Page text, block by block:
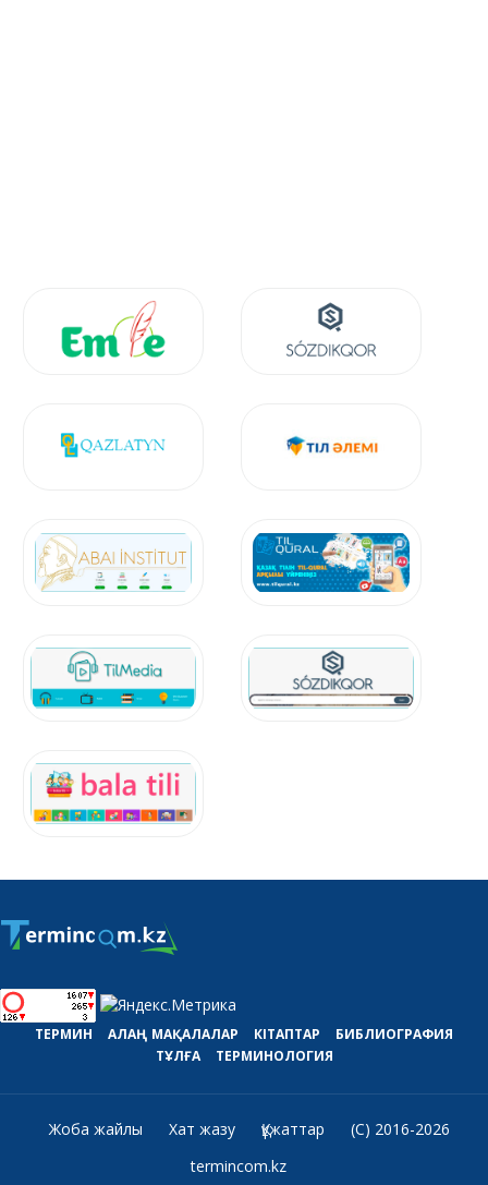
ТЕРМИН АЛАҢ МАҚАЛАЛАР КІТАПТАР
БИБЛИОГРАФИЯ
ТҰЛҒА
ТЕРМИНОЛОГИЯ
Жоба жайлы Хат жазу Құжаттар
(C) 2016-2026
termincom.kz